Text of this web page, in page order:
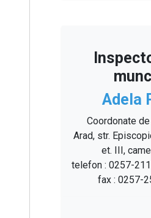
Adela
Coordonate
Arad, str.
et. III,
telefon : 0257-
fax : 0257-